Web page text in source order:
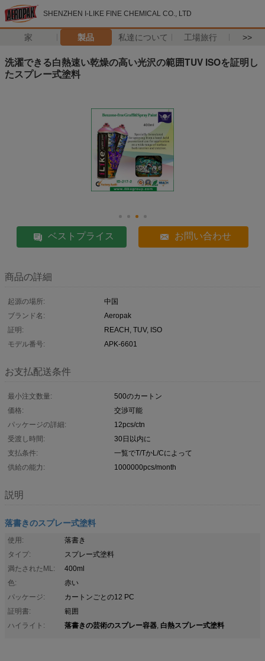
SHENZHEN I-LIKE FINE CHEMICAL CO., LTD
家 製品 私達について 工場旅行 >>
洗濯できる白熱速い乾燥の高い光沢の範囲TUV ISOを証明し
たスプレー式塗料
ベストプライス お問い合わせ
商品の詳細
起源の場所:
中国
ブランド名:
Aeropak
証明:
REACH, TUV, ISO
モデル番号:
APK-6601
お支払配送条件
最小注文数量:
500のカートン
価格:
交渉可能
パッケージの詳細:
12pcs/ctn
受渡し時間:
30日以内に
支払条件:
一覧でT/TかL/Cによって
供給の能力:
1000000pcs/month
説明
落書きのスプレー式塗料
使用:
落書き
タイプ:
スプレー式塗料
満たされたML:
400ml
色:
赤い
パッケージ:
カートンごとの12 PC
証明書:
範囲
ハイライト:
落書きの芸術のスプレー容器, 白熱スプレー式塗料